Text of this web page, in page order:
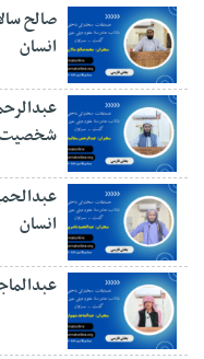
صالح
انسان
شخصیت
انسان